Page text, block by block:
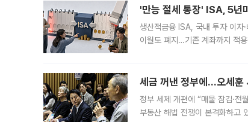
'만능 절세 통장' ISA, 5년
생산적금융 ISA, 국내 투자 이자
이월도 폐지…기존 계좌까지 적
세금 꺼낸 정부에…오세훈
정부 세제 개편에 “매물 잠김·전
부동산 해법 전쟁이 본격화하고